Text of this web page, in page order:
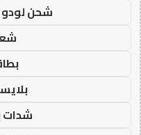
شحن
شدات